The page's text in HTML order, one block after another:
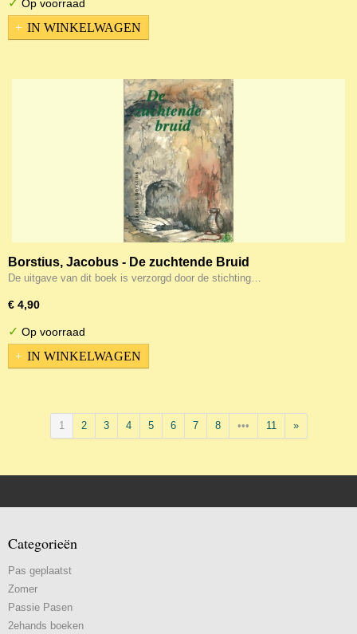
✓ Op voorraad
IN WINKELWAGEN
Borstius, Jacobus - De zuchtende Bruid
De uitgave van dit boek is verzorgd door de stichting…
€ 4,90
✓ Op voorraad
IN WINKELWAGEN
1 2 3 4 5 6 7 8 ••• 11 »
Categorieën
Pas geplaatst
Zomer
Passie Pasen
2ehands boeken